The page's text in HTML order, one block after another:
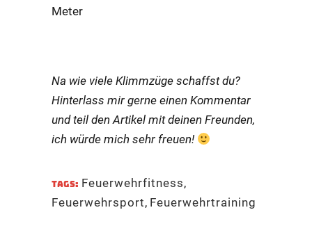
Meter
Na wie viele Klimmzüge schaffst du?
Hinterlass mir gerne einen Kommentar
und teil den Artikel mit deinen Freunden,
ich würde mich sehr freuen!
TAGS: Feuerwehrfitness,
Feuerwehrsport, Feuerwehrtraining